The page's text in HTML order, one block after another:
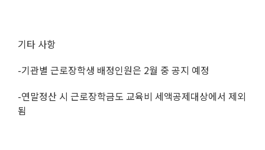
기타 사항
-기관별 근로장학생 배정인원은 2월 중 공지 예정
-연말정산 시 근로장학금도 교육비 세액공제대상에서 제외
됨